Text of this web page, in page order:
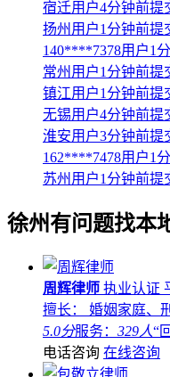
宿迁用户4分钟前提
扬州用户1分钟前提
140****7378用户1
常州用户1分钟前提
镇江用户1分钟前提
无锡用户4分钟前提
淮安用户3分钟前提
162****7478用户1
苏州用户1分钟前提
徐州有问题找本
周辉律师 执业认证
擅长： 婚姻家庭、
5.0分服务： 329人“
电话咨询 在线咨询